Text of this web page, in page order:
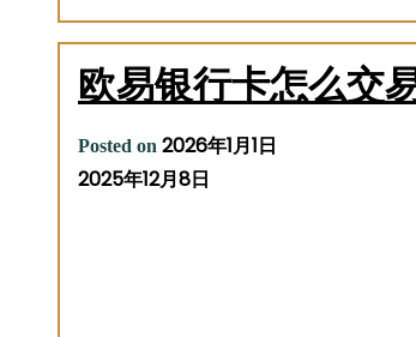
欧易银行卡怎么交
Posted on 2026年1月1日
2025年12月8日